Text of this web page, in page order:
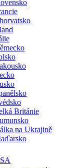
Británie
na Ukrajině